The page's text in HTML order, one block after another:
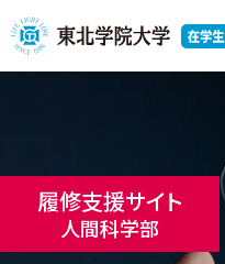
履修支援サイト
人間科学部